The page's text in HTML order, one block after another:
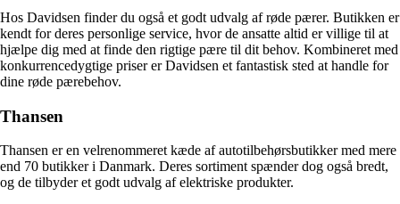
Hos Davidsen finder du også et godt udvalg af røde pærer. Butikken er
kendt for deres personlige service, hvor de ansatte altid er villige til at
hjælpe dig med at finde den rigtige pære til dit behov. Kombineret med
konkurrencedygtige priser er Davidsen et fantastisk sted at handle for
dine røde pærebehov.
Thansen
Thansen er en velrenommeret kæde af autotilbehørsbutikker med mere
end 70 butikker i Danmark. Deres sortiment spænder dog også bredt,
og de tilbyder et godt udvalg af elektriske produkter.